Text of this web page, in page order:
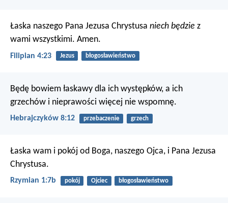
Łaska naszego Pana Jezusa Chrystusa niech będzie z
wami wszystkimi. Amen.
Filipian 4:23 Jezus błogosławieństwo
Będę bowiem łaskawy dla ich występków, a ich
grzechów i nieprawości więcej nie wspomnę.
Hebrajczyków 8:12 przebaczenie grzech
Łaska wam i pokój od Boga, naszego Ojca, i Pana Jezusa
Chrystusa.
Rzymian 1:7b pokój Ojciec błogosławieństwo